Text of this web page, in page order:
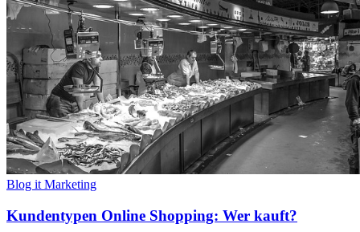
Blog it Marketing
Kundentypen Online Shopping: Wer kauft?